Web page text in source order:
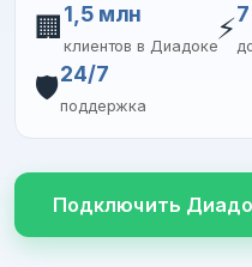
🏢 1,5 млн
клиентов в Диадоке
⚡
🛡️24/7
поддержка
Подключить